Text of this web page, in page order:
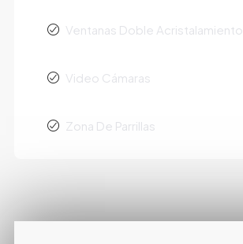
Ventanas Doble Acristalamiento
Video Cámaras
Zona De Parrillas